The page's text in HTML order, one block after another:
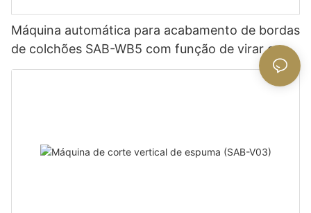
Máquina automática para acabamento de bordas
de colchões SAB-WB5 com função de virar o
colchão.